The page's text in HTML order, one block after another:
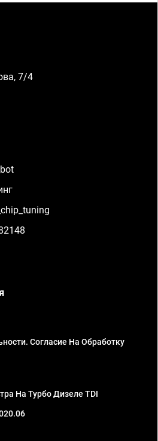
7/4
Согласие На Обработку
На Турбо Дизеле TDI